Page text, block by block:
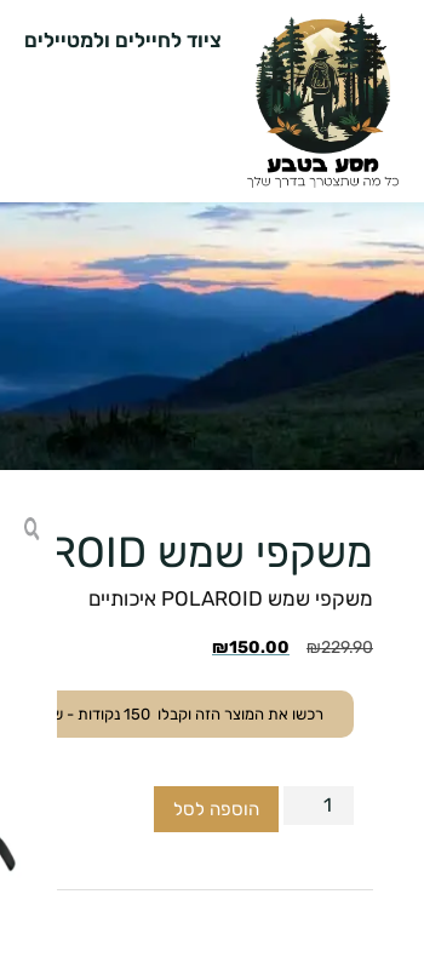
ציוד לחיילים ולמטיילים
משקפי שמש POLAROID איכותיים
משקפי שמש POLAROID איכותיים
₪229.90
₪150.00
רכשו את המוצר הזה וקבלו 150 נקודות - ששוות
הוספה לסל